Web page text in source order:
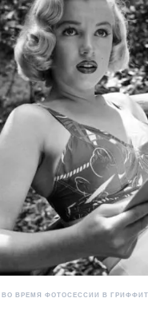
ВРЕМЯ ФОТОСЕССИИ В